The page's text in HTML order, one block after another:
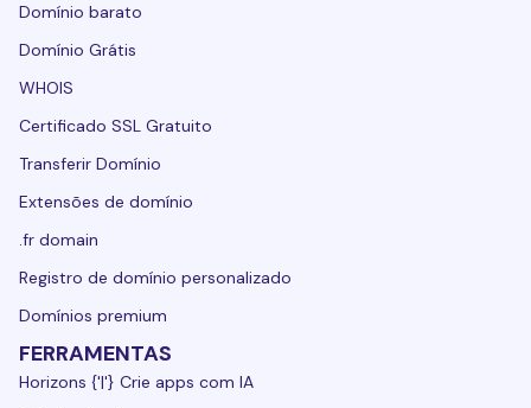
Domínio barato
Domínio Grátis
WHOIS
Certificado SSL Gratuito
Transferir Domínio
Extensões de domínio
.fr domain
Registro de domínio personalizado
Domínios premium
FERRAMENTAS
Horizons {'|'} Crie apps com IA